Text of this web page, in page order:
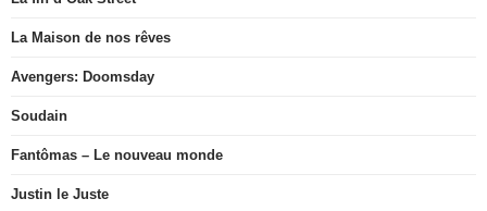
La Maison de nos rêves
Avengers: Doomsday
Soudain
Fantômas – Le nouveau monde
Justin le Juste